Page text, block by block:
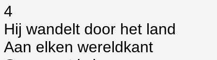
4
Hij wandelt door het land
Aan elken wereldkant